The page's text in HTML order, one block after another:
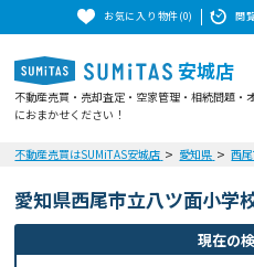
お気に入り物件(0) 閲
安城店
不動産売買・売却査定・空家管理・相続問題・
におまかせください！
不動産売買はSUMiTAS安城店 愛知県 西
愛知県西尾市立八ツ面小学
現在の